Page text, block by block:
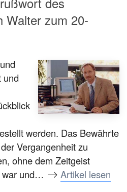
Walter zum 20-
und
werden. Das Bewährte
Vergangenheit zu
ohne dem Zeitgeist
war und…
Artikel lesen